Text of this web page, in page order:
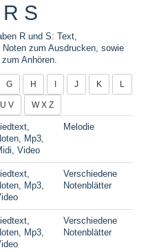
S
R und S: Text,
zum Ausdrucken, sowie
Anhören.
G H I J K L
U V W X Z
Liedtext,
Mp3,
Video
Melodie
Liedtext,
Mp3,
Verschiedene
Notenblätter
Liedtext,
Mp3,
Verschiedene
Notenblätter